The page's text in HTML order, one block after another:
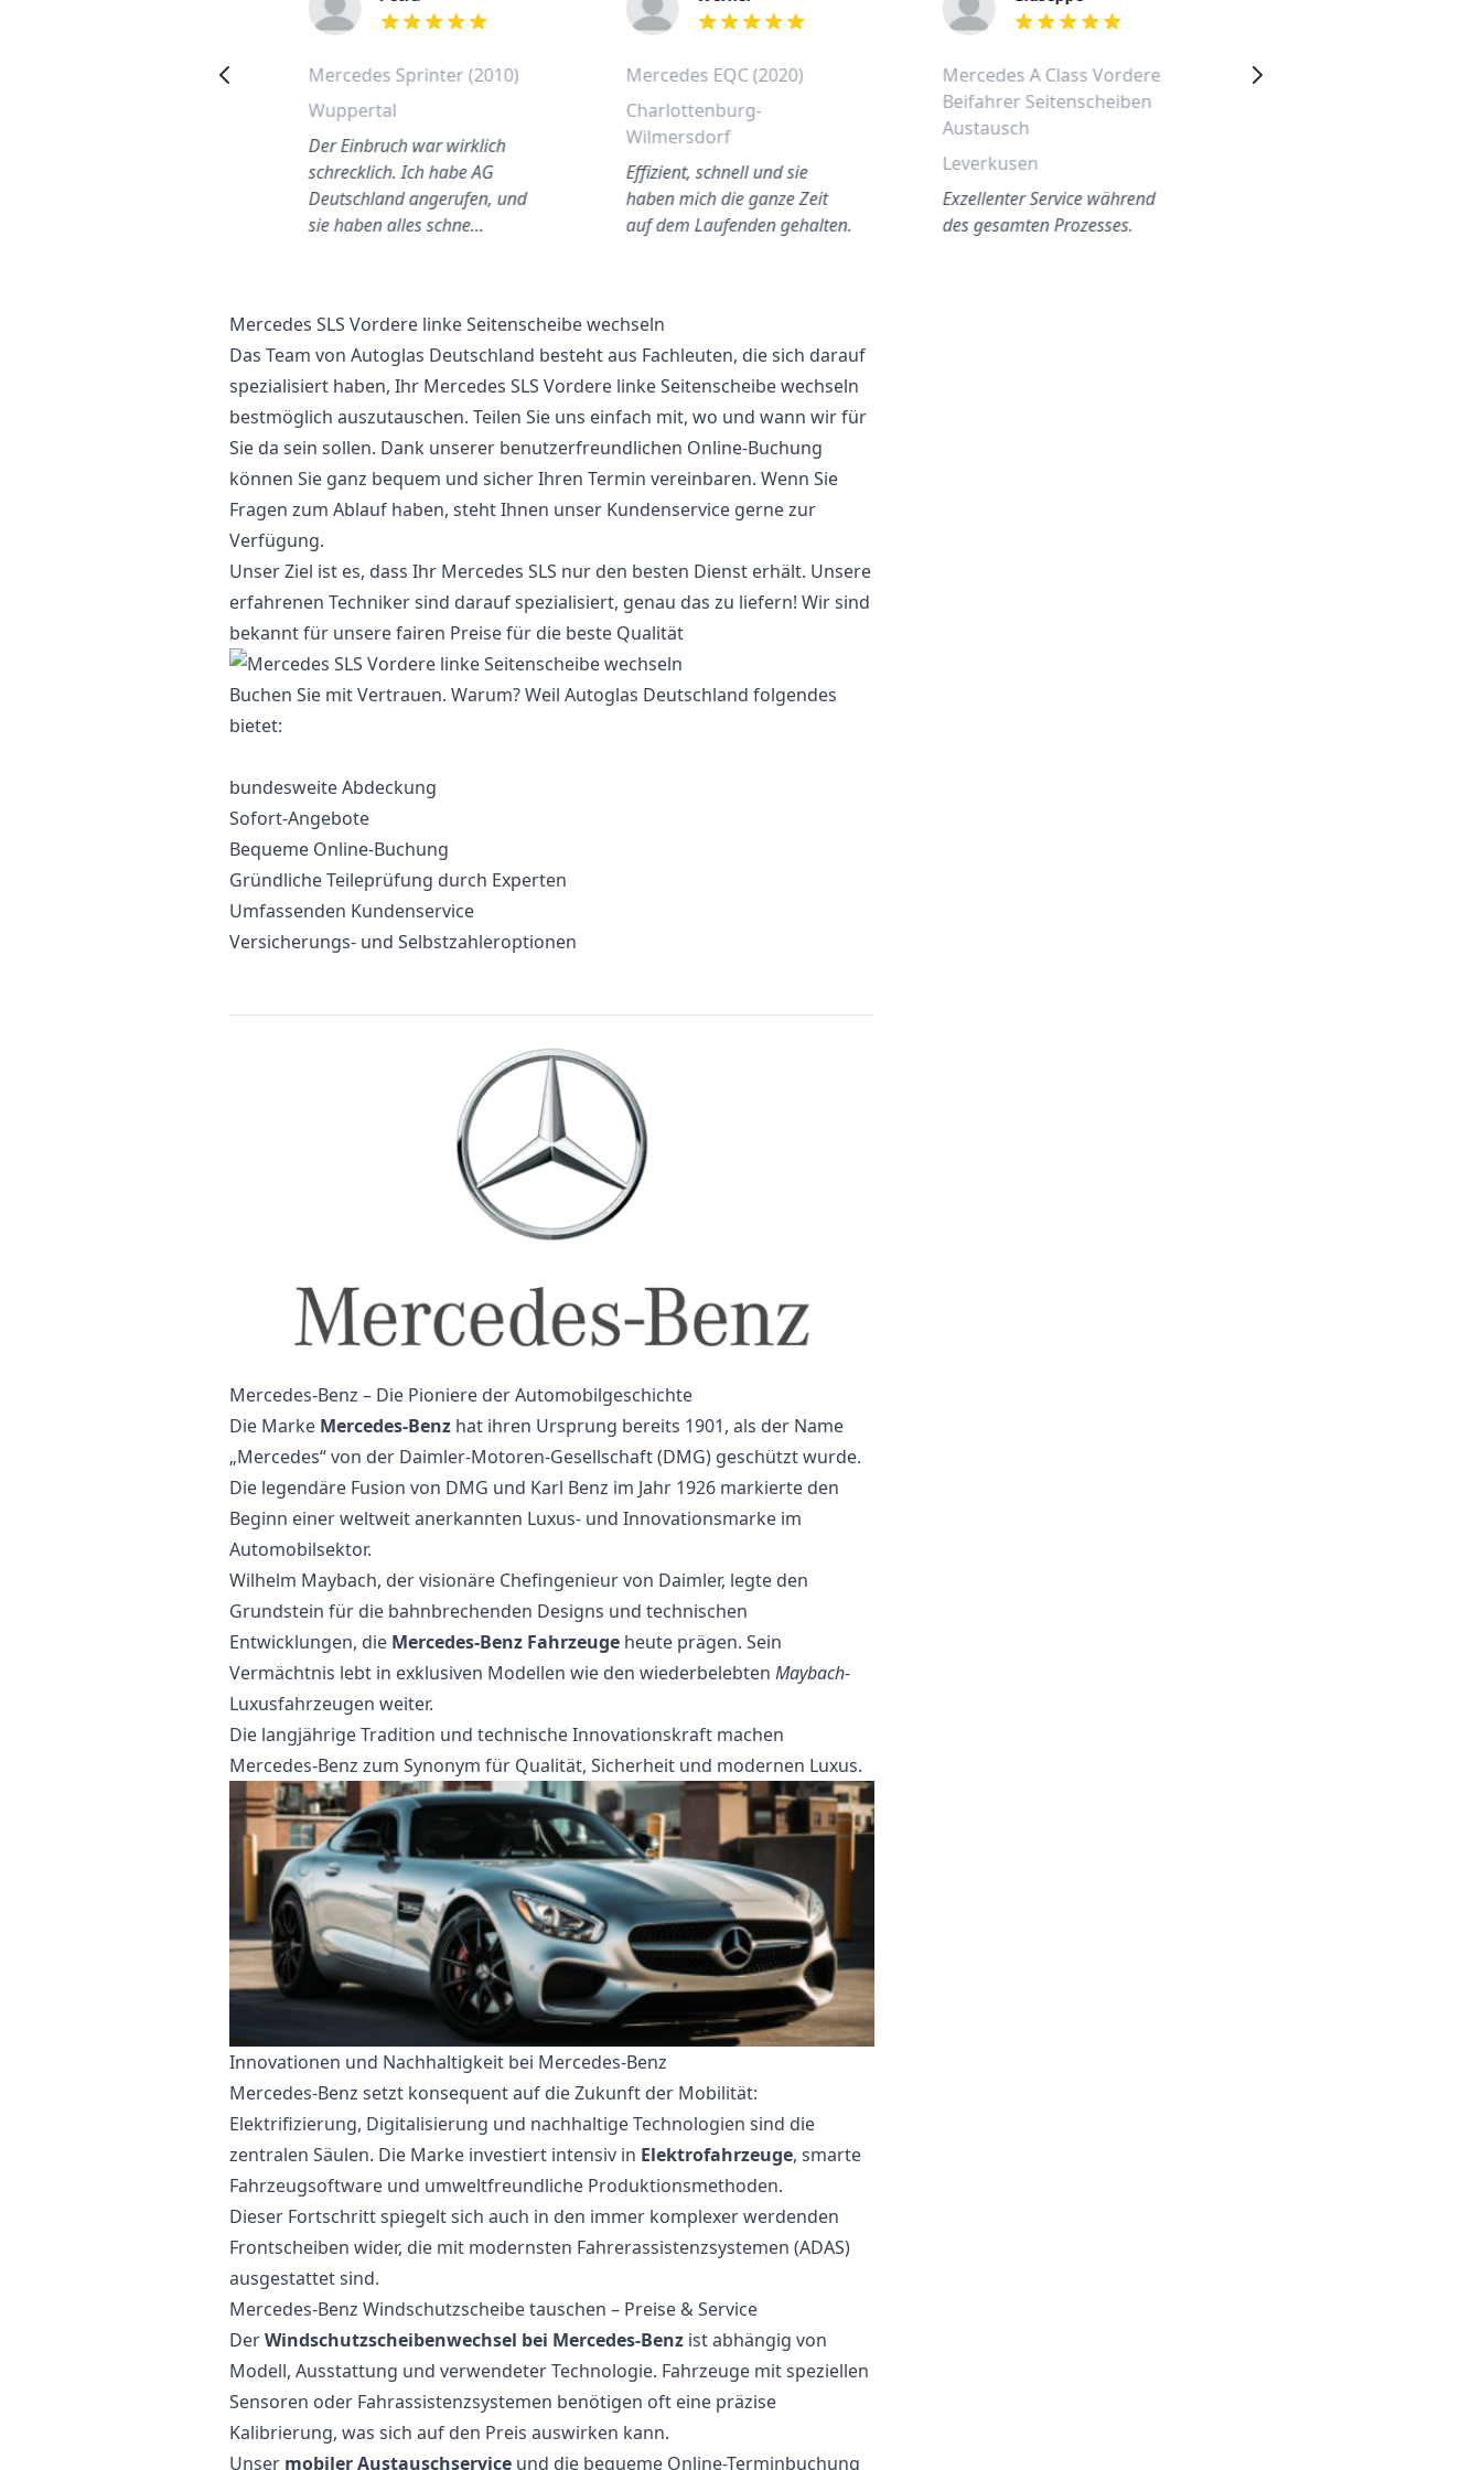
out of 5 stars
Mercedes Sprinter (2010)
Wuppertal
Der Einbruch war wirklich
schrecklich. Ich habe AG
Deutschland angerufen, und
sie haben alles schne…
out of 5 stars
Mercedes EQC (2020)
Charlottenburg-
Wilmersdorf
Effizient, schnell und sie
haben mich die ganze Zeit
auf dem Laufenden gehalten.
out of 5 stars
Mercedes A Class Vordere
Beifahrer Seitenscheiben
Austausch
Leverkusen
Exzellenter Service während
des gesamten Prozesses.
Mercedes Citan 2013
Mercedes SLS Vordere linke Seitenscheibe wechseln
Das Team von Autoglas Deutschland besteht aus Fachleuten, die sich darauf
spezialisiert haben, Ihr Mercedes SLS Vordere linke Seitenscheibe wechseln
bestmöglich auszutauschen. Teilen Sie uns einfach mit, wo und wann wir für
Sie da sein sollen. Dank unserer benutzerfreundlichen Online-Buchung
können Sie ganz bequem und sicher Ihren Termin vereinbaren. Wenn Sie
Fragen zum Ablauf haben, steht Ihnen unser Kundenservice gerne zur
Verfügung.
Unser Ziel ist es, dass Ihr Mercedes SLS nur den besten Dienst erhält. Unsere
erfahrenen Techniker sind darauf spezialisiert, genau das zu liefern! Wir sind
bekannt für unsere fairen Preise für die beste Qualität
Buchen Sie mit Vertrauen. Warum? Weil Autoglas Deutschland folgendes
bietet:
bundesweite Abdeckung
Sofort-Angebote
Bequeme Online-Buchung
Gründliche Teileprüfung durch Experten
Umfassenden Kundenservice
Versicherungs- und Selbstzahleroptionen
Mercedes-Benz – Die Pioniere der Automobilgeschichte
Die Marke Mercedes-Benz hat ihren Ursprung bereits 1901, als der Name
„Mercedes“ von der Daimler-Motoren-Gesellschaft (DMG) geschützt wurde.
Die legendäre Fusion von DMG und Karl Benz im Jahr 1926 markierte den
Beginn einer weltweit anerkannten Luxus- und Innovationsmarke im
Automobilsektor.
Wilhelm Maybach, der visionäre Chefingenieur von Daimler, legte den
Grundstein für die bahnbrechenden Designs und technischen
Entwicklungen, die Mercedes-Benz Fahrzeuge heute prägen. Sein
Vermächtnis lebt in exklusiven Modellen wie den wiederbelebten Maybach-
Luxusfahrzeugen weiter.
Die langjährige Tradition und technische Innovationskraft machen
Mercedes-Benz zum Synonym für Qualität, Sicherheit und modernen Luxus.
Innovationen und Nachhaltigkeit bei Mercedes-Benz
Mercedes-Benz setzt konsequent auf die Zukunft der Mobilität:
Elektrifizierung, Digitalisierung und nachhaltige Technologien sind die
zentralen Säulen. Die Marke investiert intensiv in Elektrofahrzeuge, smarte
Fahrzeugsoftware und umweltfreundliche Produktionsmethoden.
Dieser Fortschritt spiegelt sich auch in den immer komplexer werdenden
Frontscheiben wider, die mit modernsten Fahrerassistenzsystemen (ADAS)
ausgestattet sind.
Mercedes-Benz Windschutzscheibe tauschen – Preise & Service
DerWindschutzscheibenwechsel bei Mercedes-Benz ist abhängig von
Modell, Ausstattung und verwendeter Technologie. Fahrzeuge mit speziellen
Sensoren oder Fahrassistenzsystemen benötigen oft eine präzise
Kalibrierung, was sich auf den Preis auswirken kann.
Unser mobiler Austauschservice und die bequeme Online-Terminbuchung